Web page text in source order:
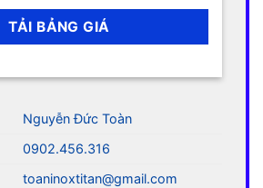
Nguyễn Đức Toàn
0902.456.316
toaninoxtitan@gmail.com